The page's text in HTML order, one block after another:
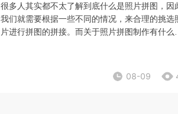
很多人其实都不太了解到底什么是照片拼图，因
我们就需要根据一些不同的情况，来合理的挑选
片进行拼图的拼接。而关于照片拼图制作有什么
可以根据我们自己的喜好，来进行照片的拼图制
08-09